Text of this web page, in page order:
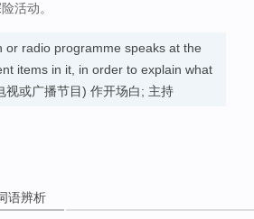
活动。
or radio programme speaks at the
items in it, in order to explain what
或广播节目) 作开场白; 主持
语辨析